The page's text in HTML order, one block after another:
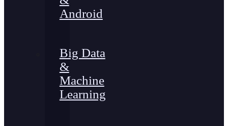
Android
Big Data
&
Machine
Learning